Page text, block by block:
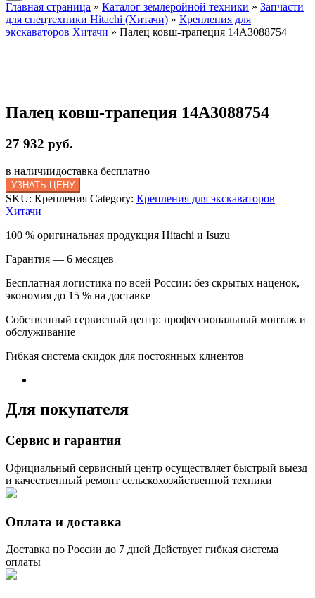
Главная страница » Каталог землеройной техники » Запчасти
для спецтехники Hitachi (Хитачи) » Крепления для
экскаваторов Хитачи » Палец ковш-трапеция 14A3088754
Палец ковш-трапеция 14A3088754
27 932 руб.
в наличиидоставка бесплатно
УЗНАТЬ ЦЕНУ
SKU: Крепления Category: Крепления для экскаваторов
Хитачи
100 % оригинальная продукция Hitachi и Isuzu
Гарантия — 6 месяцев
Бесплатная логистика по всей России: без скрытых наценок,
экономия до 15 % на доставке
Собственный сервисный центр: профессиональный монтаж и
обслуживание
Гибкая система скидок для постоянных клиентов
Для покупателя
Сервис и гарантия
Официальный сервисный центр осуществляет быстрый выезд
и качественный ремонт сельскохозяйственной техники
Оплата и доставка
Доставка по России до 7 дней Действует гибкая система
оплаты